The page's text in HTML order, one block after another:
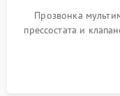
Прозвонка
прессостата и
Восстановление